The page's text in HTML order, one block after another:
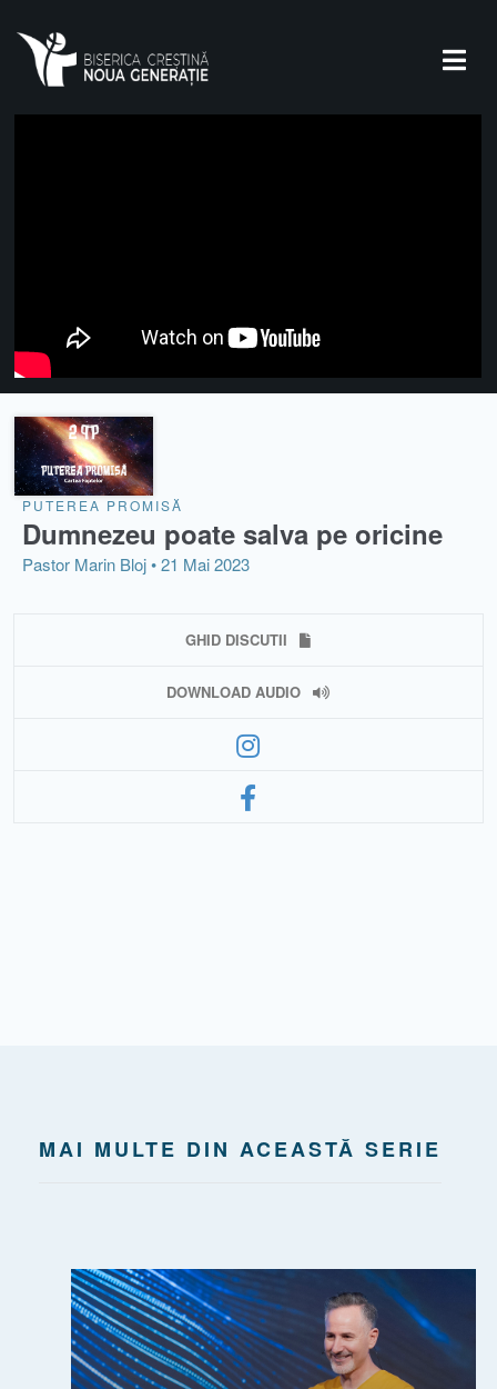
PUTEREA PROMISĂ
Dumnezeu poate salva pe oricine
Pastor Marin Bloj •21 Mai 2023
GHID DISCUTII
DOWNLOAD AUDIO
MAI MULTE DIN ACEASTĂ SERIE